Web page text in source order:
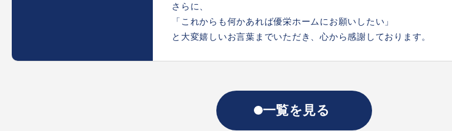
さらに、
「これからも何かあれば優栄ホームにお願いしたい」
と大変嬉しいお言葉までいただき、心から感謝しております。
一覧を見る